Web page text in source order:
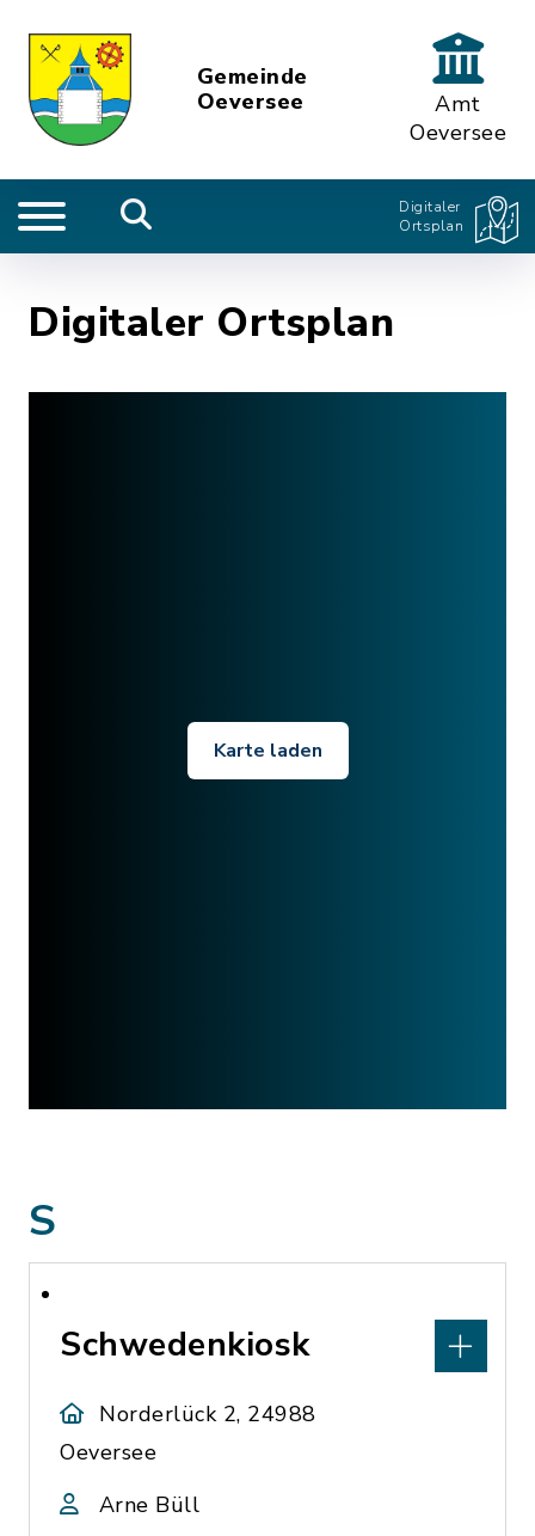
Gemeinde
Oeversee
Amt
Oeversee
Digitaler
Ortsplan
Digitaler Ortsplan
Karte laden
S
Schwedenkiosk
Norderlück 2, 24988
Oeversee
Arne Büll